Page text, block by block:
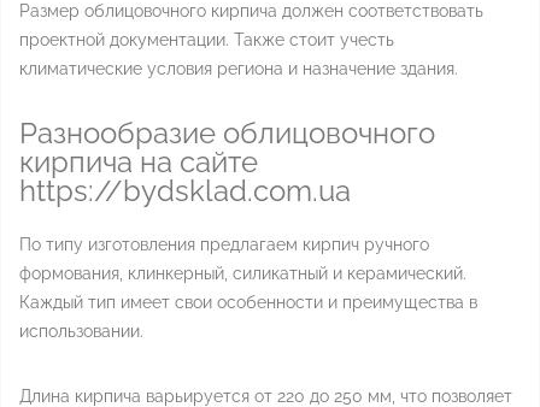
Размер облицовочного кирпича должен соответствовать
проектной документации. Также стоит учесть
климатические условия региона и назначение здания.
Разнообразие облицовочного
кирпича на сайте
https://bydsklad.com.ua
По типу изготовления предлагаем кирпич ручного
формования, клинкерный, силикатный и керамический.
Каждый тип имеет свои особенности и преимущества в
использовании.
Длина кирпича варьируется от 220 до 250 мм, что позволяет